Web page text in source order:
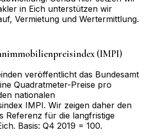
in Eich unterstützen wir
Vermietung und Wertermittlung.
(IMPI)
veröffentlicht das Bundesamt
Quadratmeter-Preise pro
nationalen
IMPI. Wir zeigen daher den
Referenz für die langfristige
. Basis: Q4 2019 = 100.